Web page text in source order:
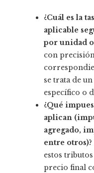
¿Cuál es la
aplicable
por unidad
con
se trata de
específico o
¿Qué
aplican
agregado,
entre otros)?
estos
precio final